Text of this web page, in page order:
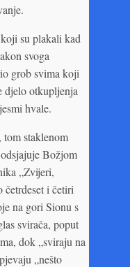
su plakali kad
svoga
grob svima koji
djelo otkupljenja
hvale.
staklenom
Božjom
„Zvijeri,
četrdeset i četiri
na gori Sionu s
svirača, poput
dok „sviraju na
„nešto